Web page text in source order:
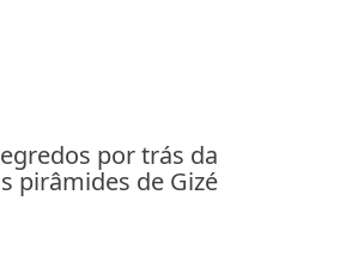
por trás da
pirâmides de Gizé